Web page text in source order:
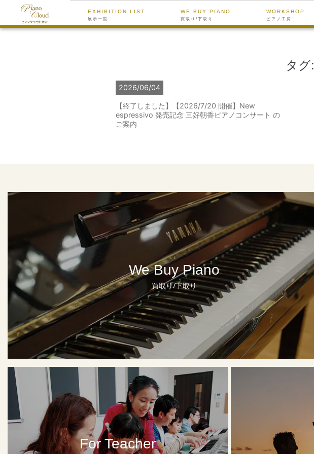
EXHIBITION LIST
展示一覧
WE BUY PIANO
買取り/下取り
WORKSHOP
ピアノ工房
タグ:
2026/06/04
【終了しました】【2026/7/20 開催】New
espressivo 発売記念 三好朝香ピアノコンサート の
ご案内
We Buy Piano
買取り/下取り
For Teacher